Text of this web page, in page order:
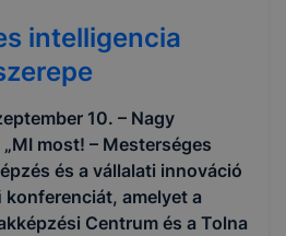
intelligencia
10. – Nagy
most! – Mesterséges
és a vállalati innováció
konferenciát, amelyet a
Centrum és a Tolna